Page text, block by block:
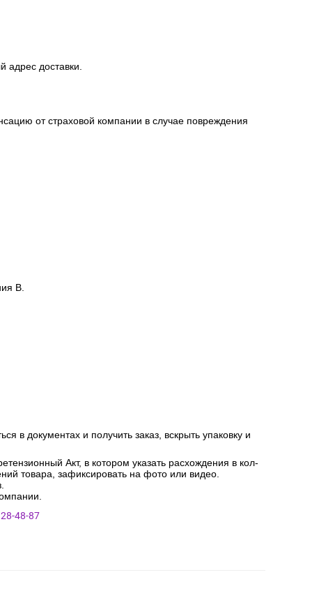
доставки.
от страховой компании в случае повреждения
В.
в документах и получить заказ, вскрыть упаковку и
Акт, в котором указать расхождения в кол-
товара, зафиксировать на фото или видео.
48-87